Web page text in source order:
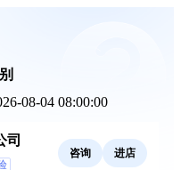
08-04 08:00:00
司
咨询 进店